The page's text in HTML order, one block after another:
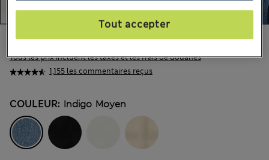
1,155 les commentaires reçus
Tous les prix incluent les taxes et les frais de douanes
COULEUR: Indigo Moyen
Tout accepter